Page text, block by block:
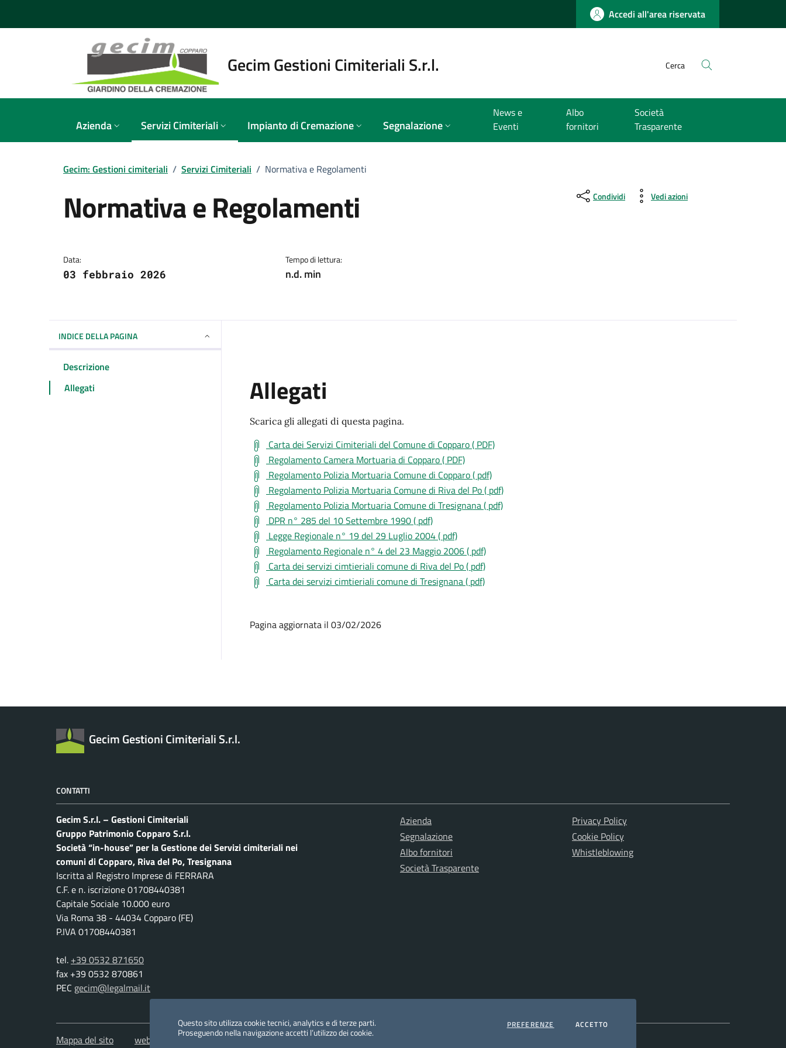
Questo sito utilizza cookie tecnici, analytics e di terze parti.
Proseguendo nella navigazione accetti l’utilizzo dei cookie.
PREFERENZE COOKIESACCETTOI COOKIES
Accedi all'area riservata
Gecim Gestioni Cimiteriali S.r.l. Cerca
Azienda Servizi Cimiteriali Impianto di Cremazione Segnalazione
News e
Eventi
Albo
fornitori
Società
Trasparente
Gecim: Gestioni cimiteriali / Servizi Cimiteriali / Normativa e Regolamenti
Normativa e Regolamenti
Data:
03 febbraio 2026
Tempo di lettura:
n.d. min
Condividi Vedi azioni
INDICE DELLA PAGINA
Descrizione
Allegati
Allegati
Scarica gli allegati di questa pagina.
Carta dei Servizi Cimiteriali del Comune di Copparo ( PDF)
Regolamento Camera Mortuaria di Copparo ( PDF)
Regolamento Polizia Mortuaria Comune di Copparo ( pdf)
Regolamento Polizia Mortuaria Comune di Riva del Po ( pdf)
Regolamento Polizia Mortuaria Comune di Tresignana ( pdf)
DPR n° 285 del 10 Settembre 1990 ( pdf)
Legge Regionale n° 19 del 29 Luglio 2004 ( pdf)
Regolamento Regionale n° 4 del 23 Maggio 2006 ( pdf)
Carta dei servizi cimtieriali comune di Riva del Po ( pdf)
Carta dei servizi cimtieriali comune di Tresignana ( pdf)
Pagina aggiornata il 03/02/2026
Gecim Gestioni Cimiteriali S.r.l.
CONTATTI
Gecim S.r.l. – Gestioni Cimiteriali
Gruppo Patrimonio Copparo S.r.l.
Società “in-house” per la Gestione dei Servizi cimiteriali nei
comuni di Copparo, Riva del Po, Tresignana
Iscritta al Registro Imprese di FERRARA
C.F. e n. iscrizione 01708440381
Capitale Sociale 10.000 euro
Via Roma 38 - 44034 Copparo (FE)
P.IVA 01708440381
tel. +39 0532 871650
fax +39 0532 870861
PEC gecim@legalmail.it
Azienda
Segnalazione
Albo fornitori
Società Trasparente
Privacy Policy
Cookie Policy
Whistleblowing
Mappa del sito web by archimedia